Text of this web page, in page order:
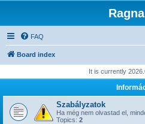
FAQ
Board index
It is currently
Szabályzatok
Ha még nem olvastad el,
Topics: 2